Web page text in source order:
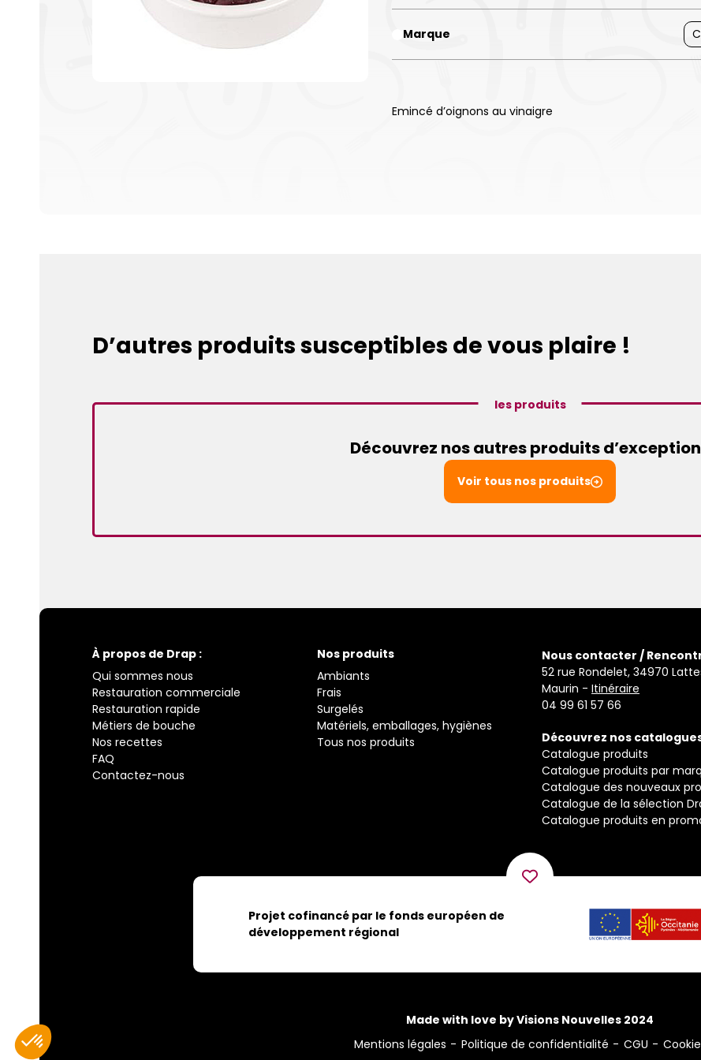
Marque
Emincé d’oignons au vinaigre
D’autres produits susceptibles de vous plaire !
les produits
Découvrez nos autres produits
Voir tous nos produits
À propos de Drap :
Qui sommes nous
Restauration commerciale
Restauration rapide
Métiers de bouche
Nos recettes
FAQ
Contactez-nous
Nos produits
Ambiants
Frais
Surgelés
Matériels, emballages, hygiènes
Tous nos produits
Nous contacter /
52 rue Rondelet, 34970
Maurin - Itinéraire
04 99 61 57 66
Découvrez nos
Catalogue produits
Catalogue produits par
Catalogue des nouveaux
Catalogue de la sélection
Catalogue produits en
Projet cofinancé par le fonds européen de
développement régional
Made with love by Visions Nouvelles 2024
Mentions légales
Politique de confidentialité CGU